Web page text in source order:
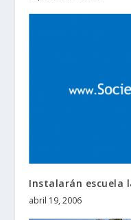
Instalarán escuela
abril 19, 2006